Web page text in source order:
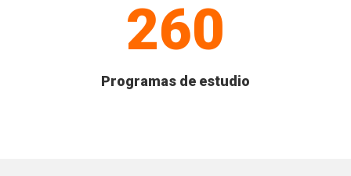
260
Programas de estudio